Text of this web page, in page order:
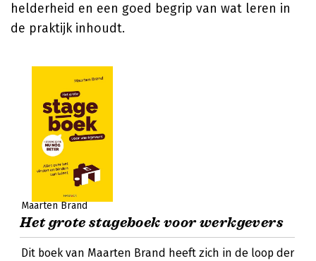
helderheid en een goed begrip van wat leren in
de praktijk inhoudt.
Maarten Brand
Het grote stageboek voor werkgevers
Dit boek van Maarten Brand heeft zich in de loop der